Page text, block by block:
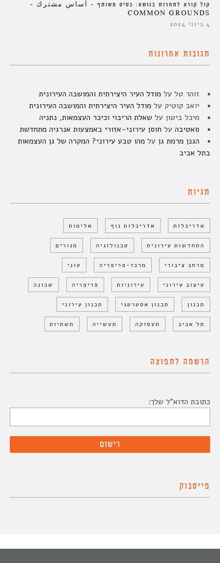
קול קורא לתחרות בנושא: בסיס משותף – أساس مشترك –
COMMON GROUNDS
4 ביוני 2024
תגובות אחרונות
זוהר טל על מודל העיר היצירתית והמושבה העירונית
יואב קוטיק על מודל העיר היצירתית והמושבה העירונית
מיכל ביטון על שאלת הריבוי וכיכר העצמאות, נתניה
סאטיבה על חוסן עירוני-אזורי באמצעות אנרגיה מתחדשת
הגנן מרמת גן על מהו טבע עירוני? המקרה של גן העצמאות
בתל אביב
תגיות
אדריכלות אדריכלות נוף אלימות
התחדשות עירונית טכנולוגיה מגורים
מרחב ציבורי מרכז-פריפריה עוני
עיצוב עירוני עירוניות פריפריה שכונה
תכנון תכנון אסטרטגי תכנון עירוני
תל אביב תעסוקה תעשייה תשתיות
הרשמה לתפוצה
כתובת הדוא"ל שלך:
פייסבוק